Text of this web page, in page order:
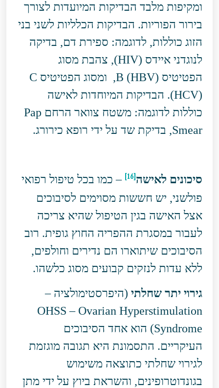
ומקיפות מלבד הבדיקות המיועדות לצורך
בירור הפוריות. הבדיקות הכלליות לשני בני
הזוג כוללות, לדוגמה: ספירת דם, בדיקה
לנוגדני איידס (HIV), צהבת מסוג
הפטיטיס B (HBV), ומסוג הפטיטיס C
(HCV). הבדיקות המיוחדות לאישה
כוללות לדוגמה: משטח צוואר הרחם Pap
Smear, בדיקת שד על ידי רופא כירורג.
סיכונים לאישה[16]
– כמו בכל טיפול רפואי
פולשני, יש חששות מסוימים לסיבוכים
אצל האישה בגין הטיפול שהיא צריכה
לעבור במסגרת ההפריה החוץ גופית. רוב
הסיבוכים שיתוארו הם נדירים וחולפים,
ללא עדות לנזקים קבועים מסוג כלשהו.
גירוי יתר שחלתי (היפרסטימולציה –
OHSS – Ovarian Hyperstimulation
Syndrome) הוא אחד הסיבוכים
העיקריים. התסמונת היא תגובה מוגזמת
לגירוי שחלתי כתוצאה משימוש
בגונדוטרופינים, והשראת ביוץ על ידי מתן